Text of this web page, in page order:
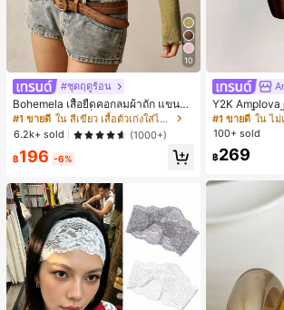
10
#ชุดฤดูร้อน
Bohemela เสื้อยืดคอกลมผ้าถัก แขนยา
ว สีเรียบ ใช้งานทั่วไป สำหรับผู้หญิง
#1 ขายดี
ใน สีเขียว เสื้อตัวเก่งใส่ได้ทุกวัน
6.2k+ sold
(1000+)
฿196 -6%
Y2K
ยาว คอตั้ง บอ
บอดี้สูทผู้หญิง
ลายใยแมงมุม
#1 ขายดี
100+ sold
฿269